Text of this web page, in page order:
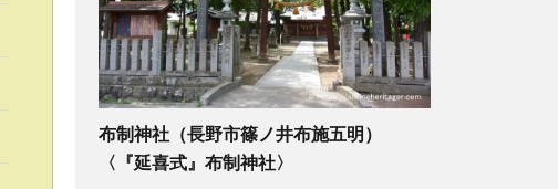
布制神社（長野市篠ノ井布施五明）
〈『延喜式』布制神社〉